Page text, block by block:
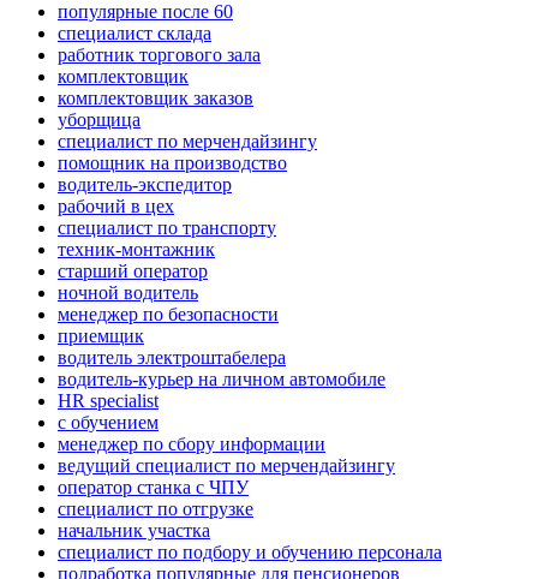
популярные после 60
специалист склада
работник торгового зала
комплектовщик
комплектовщик заказов
уборщица
специалист по мерчендайзингу
помощник на производство
водитель-экспедитор
рабочий в цех
специалист по транспорту
техник-монтажник
старший оператор
ночной водитель
менеджер по безопасности
приемщик
водитель электроштабелера
водитель-курьер на личном автомобиле
HR specialist
с обучением
менеджер по сбору информации
ведущий специалист по мерчендайзингу
оператор станка с ЧПУ
специалист по отгрузке
начальник участка
специалист по подбору и обучению персонала
подработка популярные для пенсионеров